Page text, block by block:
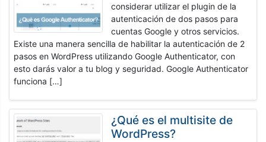
considerar utilizar el plugin de la
autenticación de dos pasos para
cuentas Google y otros servicios.
Existe una manera sencilla de habilitar la autenticación de 2
pasos en WordPress utilizando Google Authenticator, con
esto darás valor a tu blog y seguridad. Google Authenticator
funciona […]
¿Qué es el multisite de
WordPress?